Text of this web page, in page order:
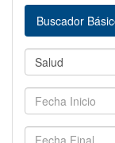
Buscador